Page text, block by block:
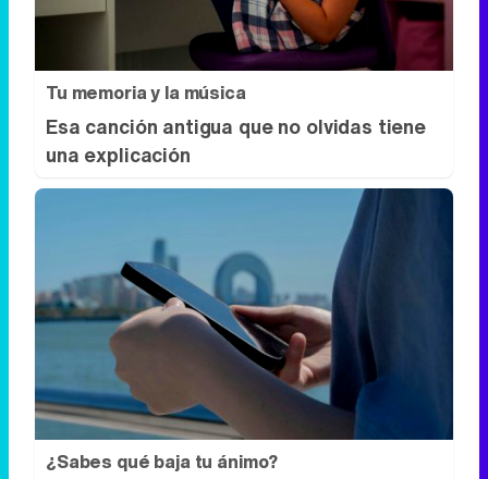
Tu memoria y la música
Esa canción antigua que no olvidas tiene
una explicación
¿Sabes qué baja tu ánimo?